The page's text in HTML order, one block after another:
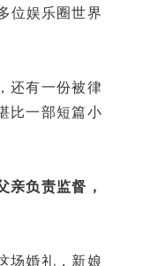
位娱乐圈世界
还有一份被律
比一部短篇小
亲负责监督，
场婚礼，新娘